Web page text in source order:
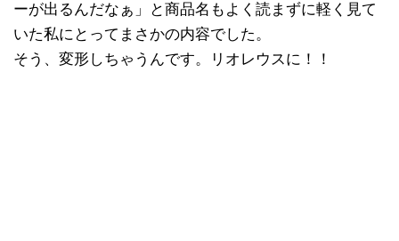
ーが出るんだなぁ」と商品名もよく読まずに軽く見て
いた私にとってまさかの内容でした。
そう、変形しちゃうんです。リオレウスに！！